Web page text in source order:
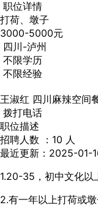
职位详情
打荷、墩子
3000-5000元
四川-泸州
不限学历
不限经验
王淑红 四川麻辣空间
拨打电话
职位描述
招聘人数 ：10 人
最近更新：2025-01-
1.20-35，初中文化以
2.有一年以上打荷或